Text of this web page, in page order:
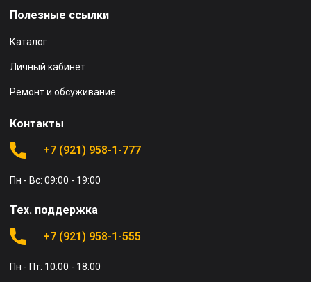
Полезные ссылки
Каталог
Личный кабинет
Ремонт и обсуживание
Контакты
+7 (921) 958-1-777
Пн - Вс: 09:00 - 19:00
Тех. поддержка
+7 (921) 958-1-555
Пн - Пт: 10:00 - 18:00